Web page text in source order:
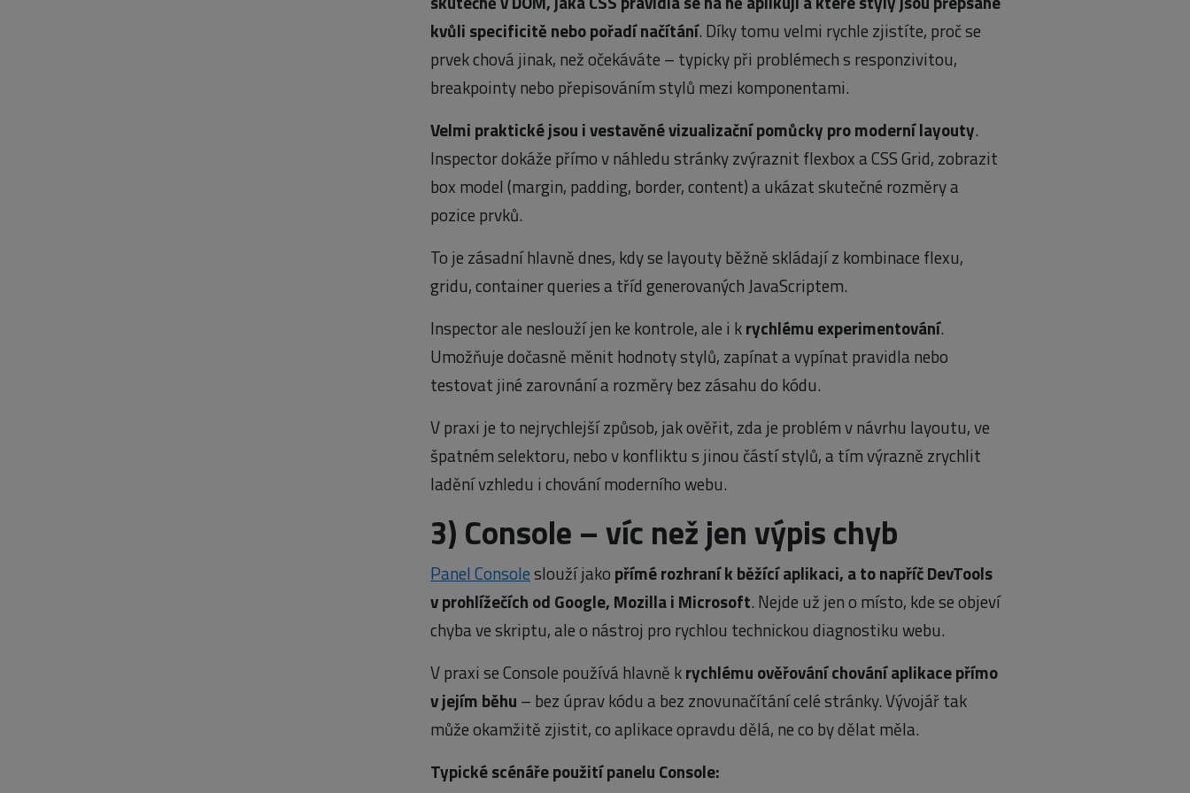
kvůli specificitě nebo pořadí načítání. Díky tomu velmi rychle zjistíte, proč se
prvek chová jinak, než očekáváte – typicky při problémech s responzivitou,
breakpointy nebo přepisováním stylů mezi komponentami.
Velmi praktické jsou i vestavěné vizualizační pomůcky pro moderní layouty.
Inspector dokáže přímo v náhledu stránky zvýraznit flexbox a CSS Grid, zobrazit
box model (margin, padding, border, content) a ukázat skutečné rozměry a
pozice prvků.
To je zásadní hlavně dnes, kdy se layouty běžně skládají z kombinace flexu,
gridu, container queries a tříd generovaných JavaScriptem.
Inspector ale neslouží jen ke kontrole, ale i krychlému experimentování.
Umožňuje dočasně měnit hodnoty stylů, zapínat a vypínat pravidla nebo
testovat jiné zarovnání a rozměry bez zásahu do kódu.
V praxi je to nejrychlejší způsob, jak ověřit, zda je problém v návrhu layoutu, ve
špatném selektoru, nebo v konfliktu s jinou částí stylů, a tím výrazně zrychlit
ladění vzhledu i chování moderního webu.
3) Console – víc než jen výpis chyb
Panel Consoleslouží jako přímé rozhraní k běžící aplikaci, a to napříč DevTools
v prohlížečích od Google, Mozilla i Microsoft. Nejde už jen o místo, kde se objeví
chyba ve skriptu, ale o nástroj pro rychlou technickou diagnostiku webu.
V praxi se Console používá hlavně krychlému ověřování chování aplikace přímo
v jejím běhu – bez úprav kódu a bez znovunačítání celé stránky. Vývojář tak
může okamžitě zjistit, co aplikace opravdu dělá, ne co by dělat měla.
Typické scénáře použití panelu Console: